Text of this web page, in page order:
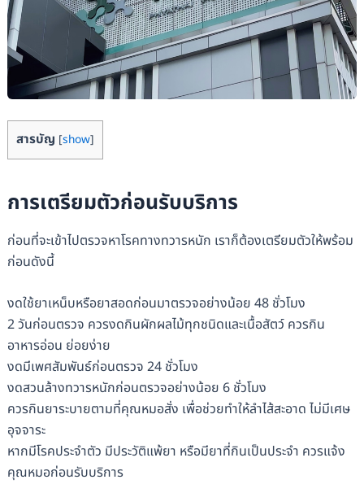
สารบัญ [show]
การเตรียมตัวก่อนรับบริการ
ก่อนที่จะเข้าไปตรวจหาโรคทางทวารหนัก เราก็ต้องเตรียมตัวให้พร้อม
ก่อนดังนี้
งดใช้ยาเหน็บหรือยาสอดก่อนมาตรวจอย่างน้อย 48 ชั่วโมง
2 วันก่อนตรวจ ควรงดกินผักผลไม้ทุกชนิดและเนื้อสัตว์ ควรกิน
อาหารอ่อน ย่อยง่าย
งดมีเพศสัมพันธ์ก่อนตรวจ 24 ชั่วโมง
งดสวนล้างทวารหนักก่อนตรวจอย่างน้อย 6 ชั่วโมง
ควรกินยาระบายตามที่คุณหมอสั่ง เพื่อช่วยทำให้ลำไส้สะอาด ไม่มีเศษ
อุจจาระ
หากมีโรคประจำตัว มีประวัติแพ้ยา หรือมียาที่กินเป็นประจำ ควรแจ้ง
คุณหมอก่อนรับบริการ